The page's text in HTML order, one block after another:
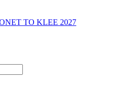
TO KLEE 2027